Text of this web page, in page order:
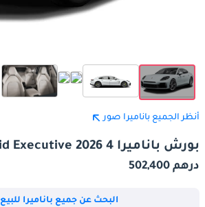
أنظر الجميع باناميرا صور
بورش باناميرا 4 E-Hybrid Executive 2026
درهم 502,400
البحث عن جميع باناميرا للبيع